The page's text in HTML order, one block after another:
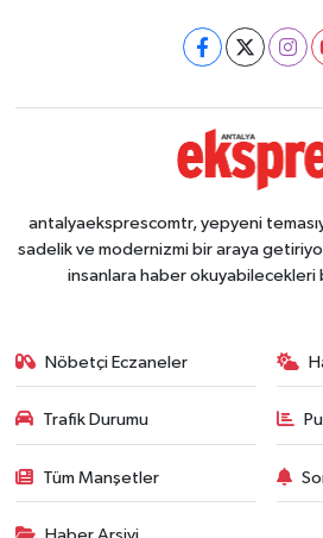
antalyaeksprescomtr, yepyeni
sadelik ve modernizmi bir araya
insanlara haber okuyabilecekleri
Nöbetçi Eczaneler
Trafik Durumu
Tüm Manşetler